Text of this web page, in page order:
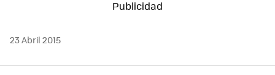
MAIL
23 Abril 2015